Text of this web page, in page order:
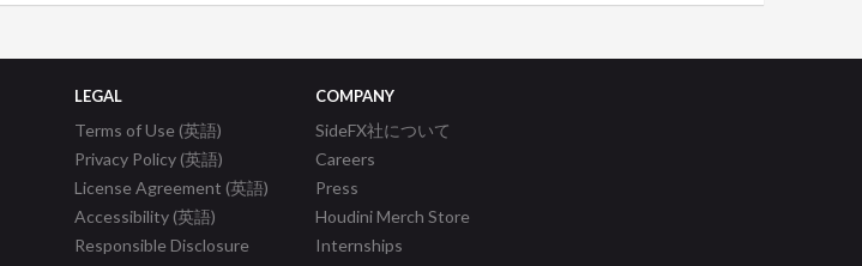
LEGAL
Terms of Use (英語)
Privacy Policy (英語)
License Agreement (英語)
Accessibility (英語)
Responsible Disclosure
COMPANY
SideFX社について
Careers
Press
Houdini Merch Store
Internships